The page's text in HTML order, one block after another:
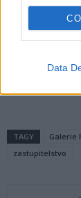
Data
TAGY Galerie
zastupitelstvo